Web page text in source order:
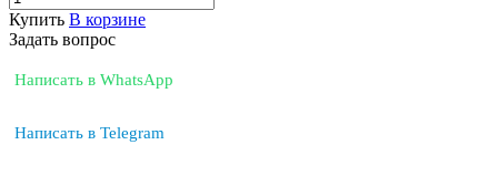
Купить В корзине
Задать вопрос
Написать в WhatsApp
Написать в Telegram